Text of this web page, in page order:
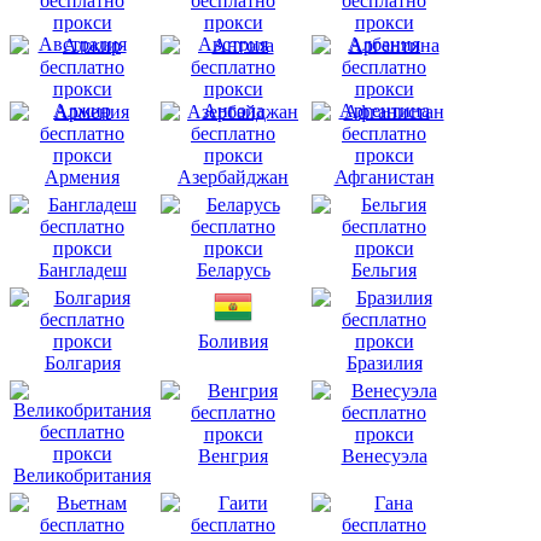
Австралия Австрия Албания
Алжир Ангола Аргентина
Армения Азербайджан Афганистан
Бангладеш Беларусь Бельгия
Болгария
Боливия
Бразилия
Великобритания
Венгрия Венесуэла